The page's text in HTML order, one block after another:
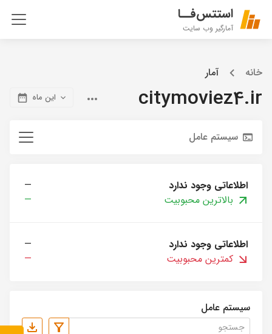
استتس‌فــا
آمارگیر وب سایت
خانه آمار
citymoviez4.ir این ماه
سیستم عامل
اطلاعاتی وجود ندارد
—
بالاترین محبوبیت
—
اطلاعاتی وجود ندارد
—
کمترین محبوبیت
—
سیستم عامل